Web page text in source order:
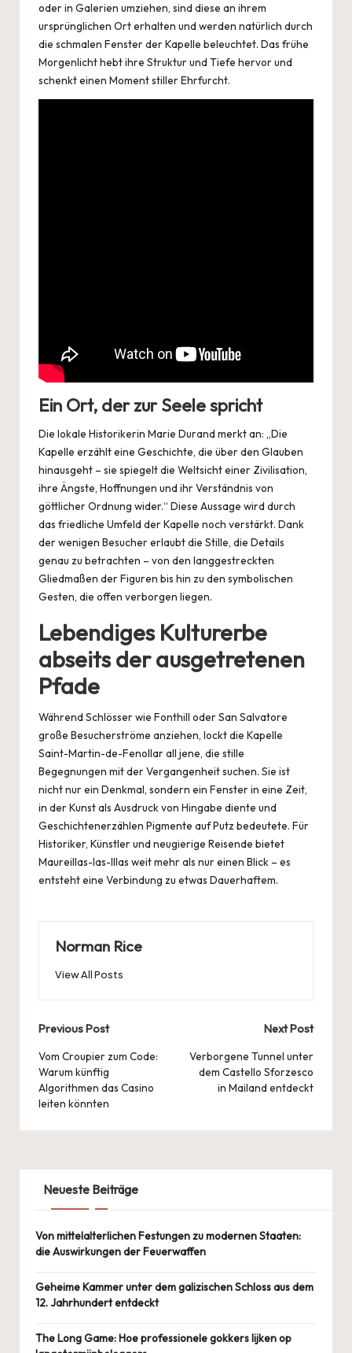
oder in Galerien umziehen, sind diese an ihrem
ursprünglichen Ort erhalten und werden natürlich durch
die schmalen Fenster der Kapelle beleuchtet. Das frühe
Morgenlicht hebt ihre Struktur und Tiefe hervor und
schenkt einen Moment stiller Ehrfurcht.
Ein Ort, der zur Seele spricht
Die lokale Historikerin Marie Durand merkt an: „Die
Kapelle erzählt eine Geschichte, die über den Glauben
hinausgeht – sie spiegelt die Weltsicht einer Zivilisation,
ihre Ängste, Hoffnungen und ihr Verständnis von
göttlicher Ordnung wider.“ Diese Aussage wird durch
das friedliche Umfeld der Kapelle noch verstärkt. Dank
der wenigen Besucher erlaubt die Stille, die Details
genau zu betrachten – von den langgestreckten
Gliedmaßen der Figuren bis hin zu den symbolischen
Gesten, die offen verborgen liegen.
Lebendiges Kulturerbe
abseits der ausgetretenen
Pfade
Während Schlösser wie Fonthill oder San Salvatore
große Besucherströme anziehen, lockt die Kapelle
Saint-Martin-de-Fenollar all jene, die stille
Begegnungen mit der Vergangenheit suchen. Sie ist
nicht nur ein Denkmal, sondern ein Fenster in eine Zeit,
in der Kunst als Ausdruck von Hingabe diente und
Geschichtenerzählen Pigmente auf Putz bedeutete. Für
Historiker, Künstler und neugierige Reisende bietet
Maureillas-las-Illas weit mehr als nur einen Blick – es
entsteht eine Verbindung zu etwas Dauerhaftem.
Norman Rice
View All Posts
Post
navigation
Previous Post
Vom Croupier zum Code:
Warum künftig
Algorithmen das Casino
leiten könnten
Next Post
Verborgene Tunnel unter
dem Castello Sforzesco
in Mailand entdeckt
Neueste Beiträge
Von mittelalterlichen Festungen zu modernen Staaten:
die Auswirkungen der Feuerwaffen
Geheime Kammer unter dem galizischen Schloss aus dem
12. Jahrhundert entdeckt
The Long Game: Hoe professionele gokkers lijken op